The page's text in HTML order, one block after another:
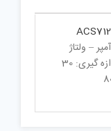
: ماژول اندازه گيري جريان 30 آمپر – ولتاژ
ورودی : 5 ولت – حداکثر جریان قابل اندازه گیری: 30